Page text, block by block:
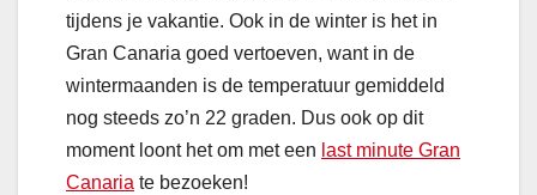
tijdens je vakantie. Ook in de winter is het in
Gran Canaria goed vertoeven, want in de
wintermaanden is de temperatuur gemiddeld
nog steeds zo’n 22 graden. Dus ook op dit
moment loont het om met een last minute Gran
Canaria te bezoeken!